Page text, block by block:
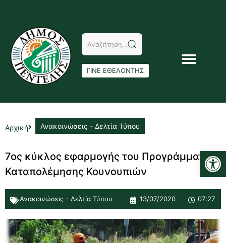
ΓΙΝΕ ΕΘΕΛΟΝΤΗΣ
Αρχική Ανακοινώσεις - Δελτία Τύπου
7ος κύκλος εφαρμογής του Προγράμματος
Καταπολέμησης Κουνουπιών
Ανακοινώσεις - Δελτία Τύπου 13/07/2020 07:27